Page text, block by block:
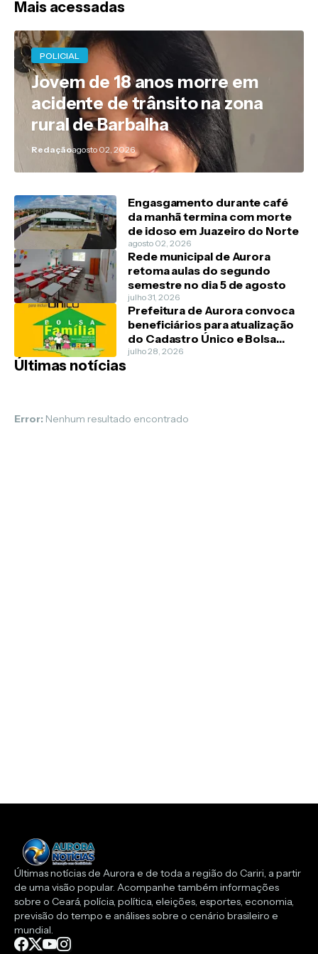
Mais acessadas
POLICIAL
Jovem de 18 anos morre em
acidente de trânsito na zona
rural de Barbalha
Redaçãoagosto 02, 2026
Engasgamento durante café
da manhã termina com morte
de idoso em Juazeiro do Norte
agosto 02, 2026
Rede municipal de Aurora
retoma aulas do segundo
semestre no dia 5 de agosto
julho 31, 2026
Prefeitura de Aurora convoca
beneficiários para atualização
do Cadastro Único e Bolsa
Família
julho 28, 2026
Últimas notícias
Error: Nenhum resultado encontrado
Últimas notícias de Aurora e de toda a região do Cariri, a partir
de uma visão popular. Acompanhe também informações
sobre o Ceará, polícia, política, eleições, esportes, economia,
previsão do tempo e análises sobre o cenário brasileiro e
mundial.